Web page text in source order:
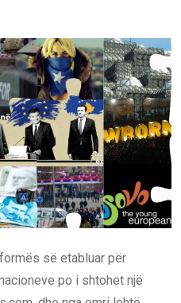
Email
së etabluar për
po i shtohet një